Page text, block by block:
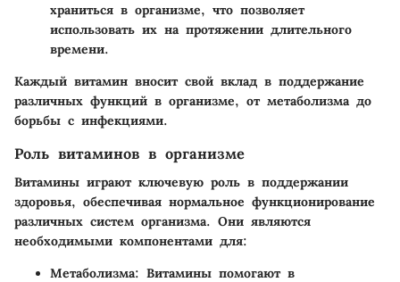
храниться в организме, что позволяет
использовать их на протяжении длительного
времени.
Каждый витамин вносит свой вклад в поддержание
различных функций в организме, от метаболизма до
борьбы с инфекциями.
Роль витаминов в организме
Витамины играют ключевую роль в поддержании
здоровья, обеспечивая нормальное функционирование
различных систем организма. Они являются
необходимыми компонентами для:
Метаболизма: Витамины помогают в